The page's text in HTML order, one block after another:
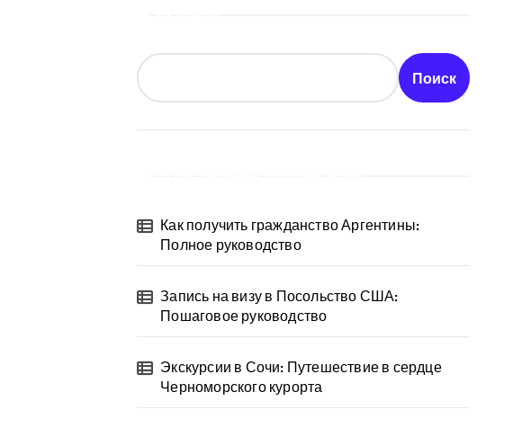
Поиск
Как получить гражданство Аргентины:
Полное руководство
Запись на визу в Посольство США:
Пошаговое руководство
Экскурсии в Сочи: Путешествие в сердце
Черноморского курорта